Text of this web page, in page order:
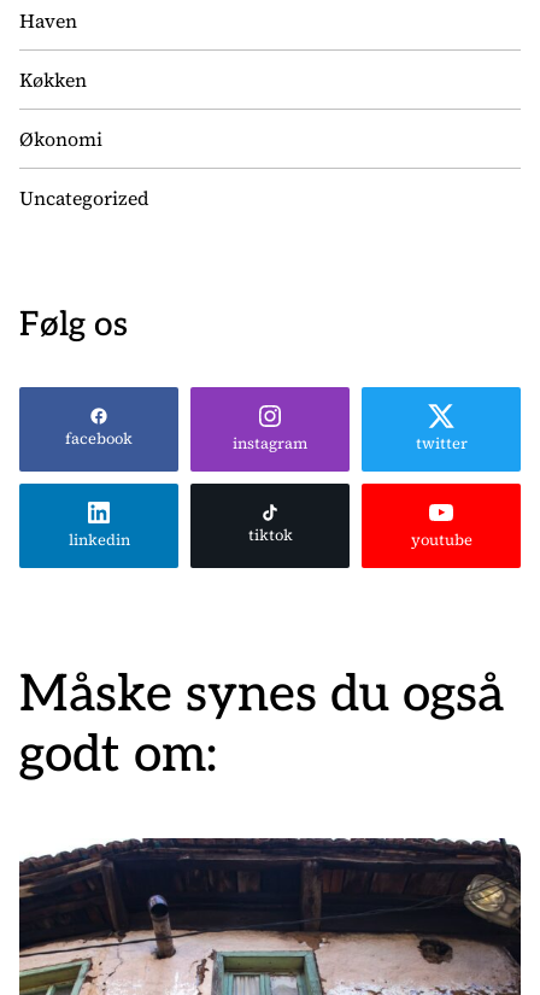
Haven
Køkken
Økonomi
Uncategorized
Følg os
facebook instagram twitter
linkedin tiktok youtube
Måske synes du også
godt om: